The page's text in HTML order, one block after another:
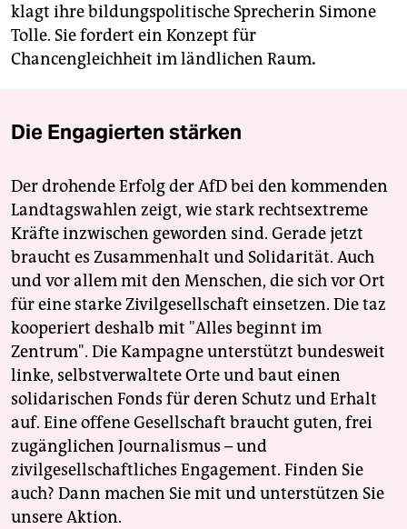
klagt ihre bildungspolitische Sprecherin Simone
Tolle. Sie fordert ein Konzept für
Chancengleichheit im ländlichen Raum.
Die Engagierten stärken
Der drohende Erfolg der AfD bei den kommenden
Landtagswahlen zeigt, wie stark rechtsextreme
Kräfte inzwischen geworden sind. Gerade jetzt
braucht es Zusammenhalt und Solidarität. Auch
und vor allem mit den Menschen, die sich vor Ort
für eine starke Zivilgesellschaft einsetzen. Die taz
kooperiert deshalb mit "Alles beginnt im
Zentrum". Die Kampagne unterstützt bundesweit
linke, selbstverwaltete Orte und baut einen
solidarischen Fonds für deren Schutz und Erhalt
auf. Eine offene Gesellschaft braucht guten, frei
zugänglichen Journalismus – und
zivilgesellschaftliches Engagement. Finden Sie
auch? Dann machen Sie mit und unterstützen Sie
unsere Aktion.